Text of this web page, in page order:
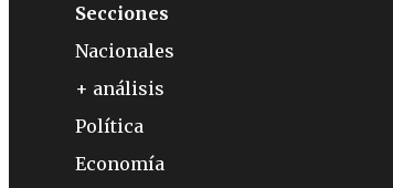
Secciones
Nacionales
+ análisis
Política
Economía